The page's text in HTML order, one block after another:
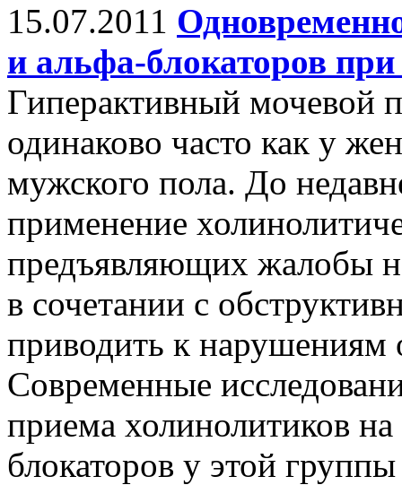
15.07.2011
и альфа-блокаторов
Гиперактивный мочевой
одинаково часто как у
мужского пола. До
применение
предъявляющих жалобы
в сочетании с
приводить к нарушениям
Современные
приема холинолитиков
блокаторов у этой